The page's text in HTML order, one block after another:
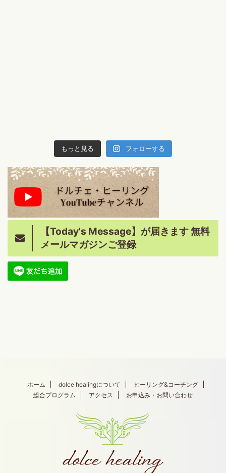
もっと見る フォローする
【Today's Message】が届きます 無料
メールマガジンご登録
ホーム dolce healingについて
ヒーリング&コーチング
総合プログラム
アクセス お申込み・お問い合わせ